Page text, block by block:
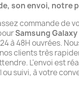
son envoi, notre
commande de
Samsung Galaxy
à 48H ouvrées.
clients très
L'envoi est
ou suivi, à votre